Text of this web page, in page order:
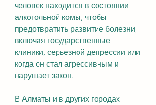
человек находится в состоянии
алкогольной комы, чтобы
предотвратить развитие болезни,
включая государственные
клиники, серьезной депрессии или
когда он стал агрессивным и
нарушает закон.
В Алматы и в других городах